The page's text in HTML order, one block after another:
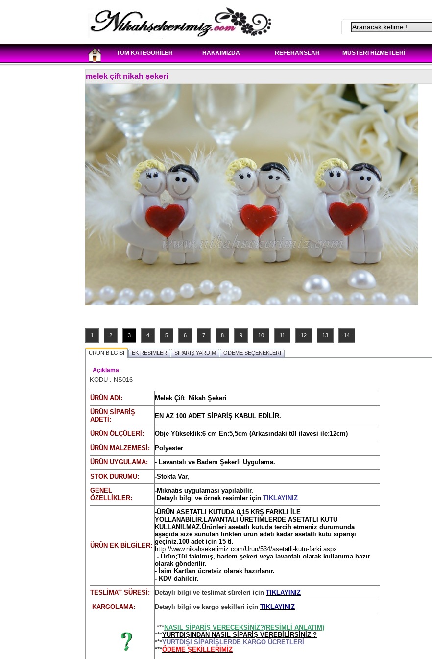
TÜM KATEGORİLER HAKKIMIZDA REFERANSLAR MÜSTERI HİZMETLERİ
melek çift nikah şekeri
1 2 3 4 5 6 7 8 9 10 11 12 13 14
ÜRÜN BİLGİSİ EK RESİMLER SİPARİŞ YARDIM ÖDEME SEÇENEKLERİ
Açıklama
KODU : NS016
ÜRÜN ADI:
Melek Çift Nikah Şekeri
ÜRÜN SİPARİŞ
ADETİ:
EN AZ 100 ADET SİPARİŞ KABUL EDİLİR.
ÜRÜN ÖLÇÜLERİ:
Obje Yükseklik:6 cm En:5,5cm (Arkasındaki tül ilavesi ile:12cm)
ÜRÜN MALZEMESİ:
Polyester
ÜRÜN UYGULAMA:
- Lavantalı ve Badem Şekerli Uygulama.
STOK DURUMU:
-Stokta Var,
GENEL
ÖZELLİKLER:
-Mıknatıs uygulaması yapılabilir.
Detaylı bilgi ve örnek resimler için TIKLAYINIZ
ÜRÜN EK BİLGİLER:
-ÜRÜN ASETATLI KUTUDA 0,15 KRŞ FARKLI İLE
YOLLANABİLİR.LAVANTALI ÜRETİMLERDE ASETATLI KUTU
KULLANILMAZ.Ürünleri asetatlı kutuda tercih etmeniz durumunda
aşagıda size sunulan linkten ürün adeti kadar asetatlı kutu siparişi
geçiniz.100 adet için 15 tl.
http://www.nikahsekerimiz.com/Urun/534/asetatli-kutu-farki.aspx
- Ürün;Tül takılmış, badem şekeri veya lavantalı olarak kullanıma hazır
olarak gönderilir.
- İsim Kartları ücretsiz olarak hazırlanır.
- KDV dahildir.
TESLİMAT SÜRESİ:
Detaylı bilgi ve teslimat süreleri için TIKLAYINIZ
KARGOLAMA:
Detaylı bilgi ve kargo şekilleri için TIKLAYINIZ
***NASIL SİPARİŞ VERECEKSİNİZ?(RESİMLİ ANLATIM)
***YURTDIŞINDAN NASIL SİPARİŞ VEREBİLİRSİNİZ.?
***YURTDIŞI SİPARİŞLERDE KARGO ÜCRETLERİ
***ÖDEME ŞEKİLLERİMİZ